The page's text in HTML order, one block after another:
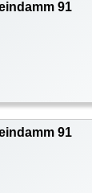
91
91